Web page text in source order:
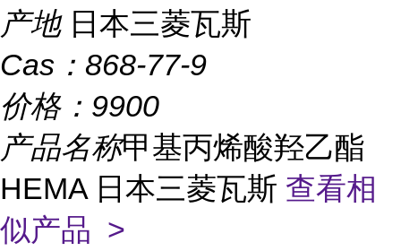
产地 日本三菱瓦斯
Cas： 868-77-9
价格： 9900
产品名称甲基丙烯酸羟乙酯
HEMA 日本三菱瓦斯 查看相
似产品 >